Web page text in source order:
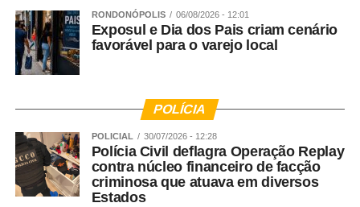
RONDONÓPOLIS 06/08/2026 - 12:01
Exposul e Dia dos Pais criam cenário
favorável para o varejo local
POLÍCIA
POLICIAL 30/07/2026 - 12:28
Polícia Civil deflagra Operação Replay
contra núcleo financeiro de facção
criminosa que atuava em diversos
Estados